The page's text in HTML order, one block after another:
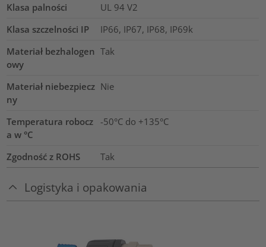
Klasa palności
UL 94 V2
Klasa szczelności IP
IP66, IP67, IP68, IP69k
Materiał bezhalogen
owy
Tak
Materiał niebezpiecz
ny
Nie
Temperatura robocz
a w °C
-50°C do +135°C
Zgodność z ROHS Tak
Logistyka i opakowania